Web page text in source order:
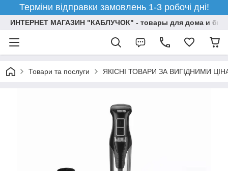
Терміни відправки замовлень 1-3 робочі дні!
ИНТЕРНЕТ МАГАЗИН "КАБЛУЧОК" - товары для дома и
Товари та послуги ЯКІСНІ ТОВАРИ ЗА ВИГІДНИМИ